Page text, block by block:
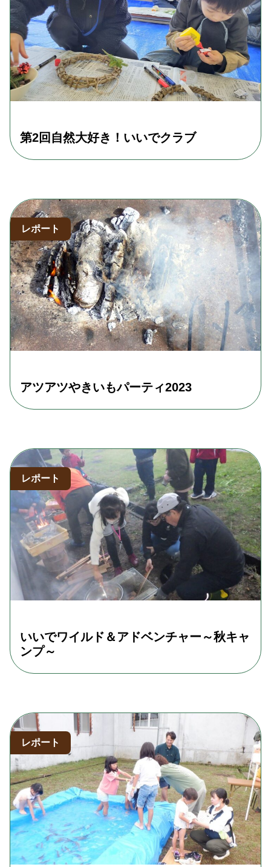
第2回自然大好き！いいでクラブ
レポート
アツアツやきいもパーティ2023
レポート
いいでワイルド＆アドベンチャー～秋キャ
ンプ～
レポート